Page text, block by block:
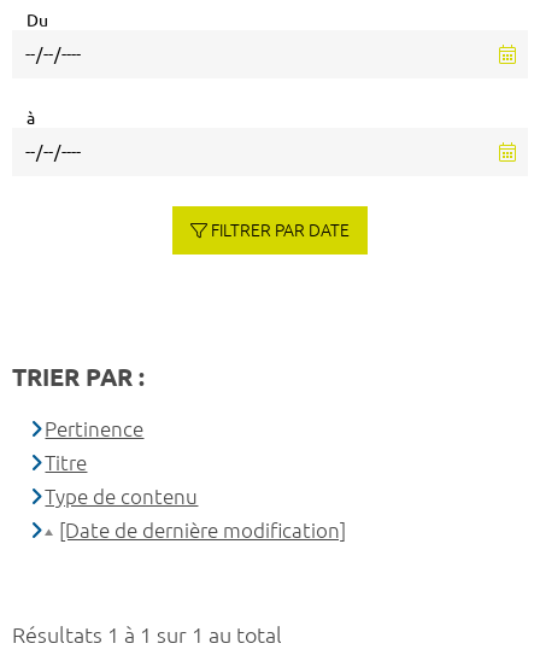
Résultats 1 à 1 sur 1 au total
Du
à
FILTRER PAR DATE
TRIER PAR :
Pertinence
Titre
Type de contenu
[Date de dernière modification]